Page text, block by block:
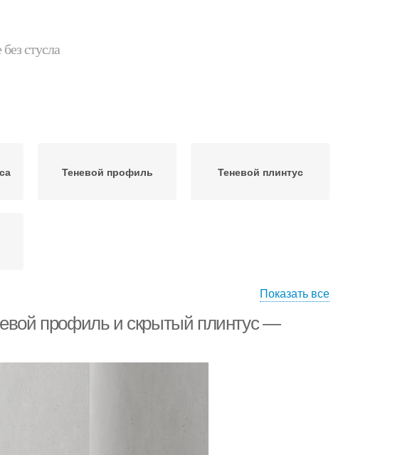
стусла
Теневой профиль Теневой плинтус
Показать все
профиль и скрытый плинтус —